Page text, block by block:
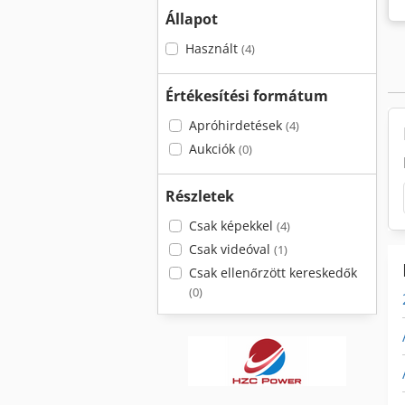
Állapot
Használt (4)
Értékesítési formátum
Apróhirdetések (4)
Aukciók (0)
Részletek
Csak képekkel (4)
Csak videóval (1)
Csak ellenőrzött kereskedők
(0)